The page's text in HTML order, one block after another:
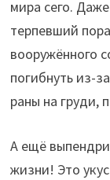
мира сего.
терпевший
вооружённого
погибнуть из-
раны на груди,
А ещё
жизни! Это